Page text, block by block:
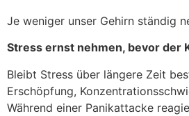
Je weniger unser Gehirn ständig
Stress ernst nehmen, bevor der
Bleibt Stress über längere Zeit
Erschöpfung,
Während einer Panikattacke